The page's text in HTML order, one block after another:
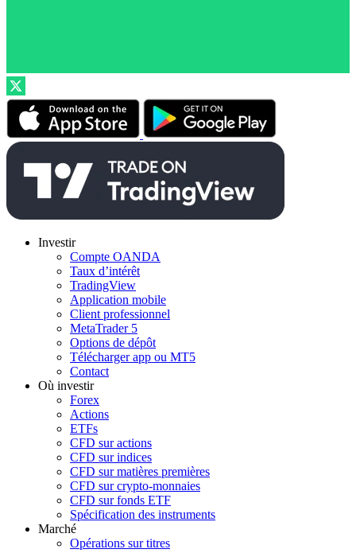
Investir
Compte OANDA
Taux d’intérêt
TradingView
Application mobile
Client professionnel
MetaTrader 5
Options de dépôt
Télécharger app ou MT5
Contact
Où investir
Forex
Actions
ETFs
CFD sur actions
CFD sur indices
CFD sur matières premières
CFD sur crypto-monnaies
CFD sur fonds ETF
Spécification des instruments
Marché
Opérations sur titres